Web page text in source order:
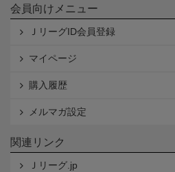
会員向けメニュー
ＪリーグID会員登録
マイページ
購入履歴
メルマガ設定
関連リンク
Ｊリーグ.jp